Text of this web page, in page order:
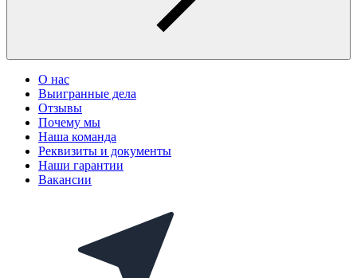
О нас
Выигранные дела
Отзывы
Почему мы
Наша команда
Реквизиты и документы
Наши гарантии
Вакансии